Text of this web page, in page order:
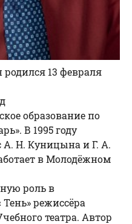
13 февраля
образование по
В 1995 году
А. Н. Куницына и Г. А.
в Молодёжном
роль в
режиссёра
театра. Автор